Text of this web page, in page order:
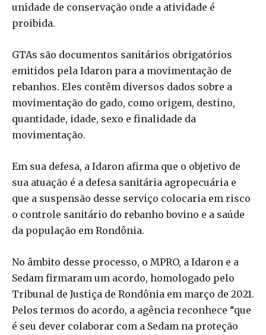
unidade de conservação onde a atividade é
proibida.
GTAs são documentos sanitários obrigatórios
emitidos pela Idaron para a movimentação de
rebanhos. Eles contêm diversos dados sobre a
movimentação do gado, como origem, destino,
quantidade, idade, sexo e finalidade da
movimentação.
Em sua defesa, a Idaron afirma que o objetivo de
sua atuação é a defesa sanitária agropecuária e
que a suspensão desse serviço colocaria em risco
o controle sanitário do rebanho bovino e a saúde
da população em Rondônia.
No âmbito desse processo, o MPRO, a Idaron e a
Sedam firmaram um acordo, homologado pelo
Tribunal de Justiça de Rondônia em março de 2021.
Pelos termos do acordo, a agência reconhece “que
é seu dever colaborar com a Sedam na proteção